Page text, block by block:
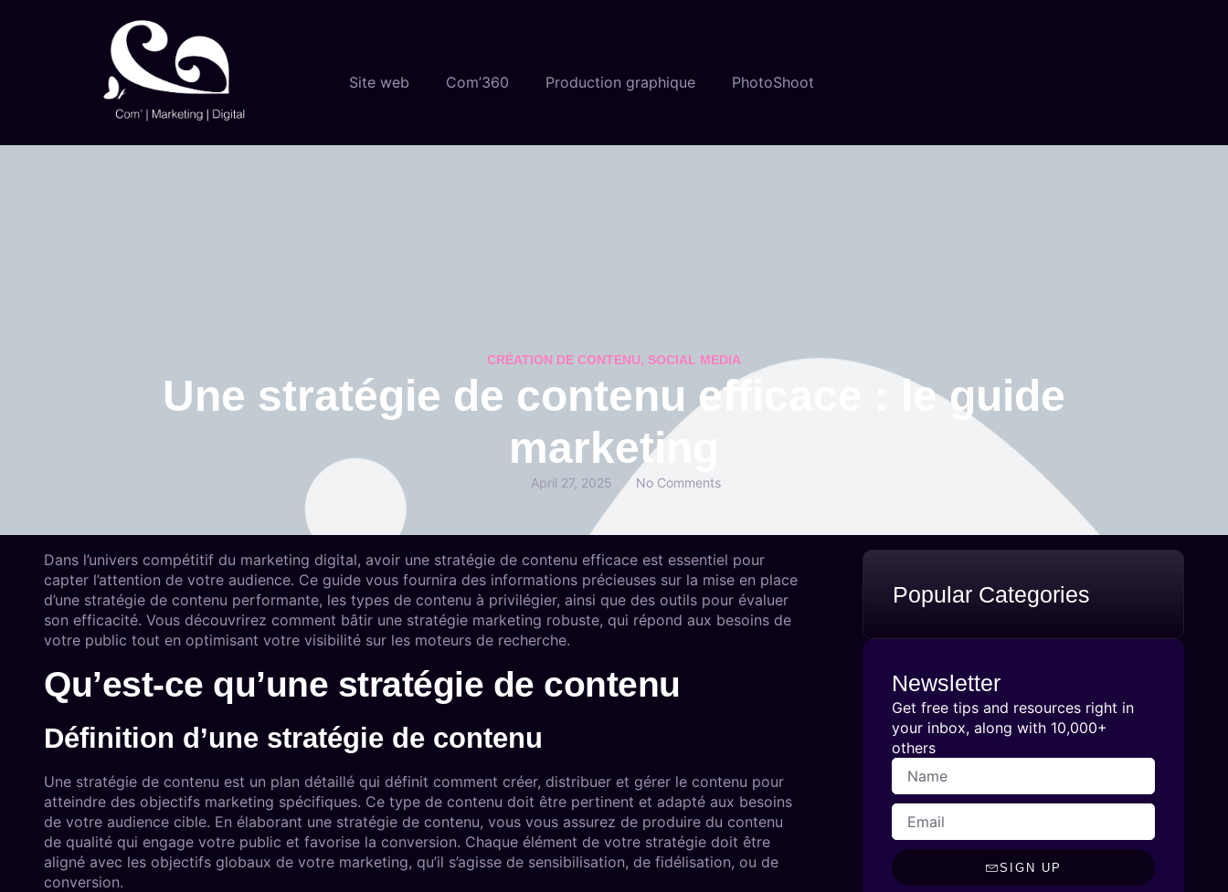
Site web Com’360 Production graphique PhotoShoot
CRÉATION DE CONTENU, SOCIAL MEDIA
Une stratégie de contenu efficace : le guide
marketing
April 27, 2025 No Comments
Dans l’univers compétitif du marketing digital, avoir une stratégie de contenu efficace est essentiel pour
capter l’attention de votre audience. Ce guide vous fournira des informations précieuses sur la mise en place
d’une stratégie de contenu performante, les types de contenu à privilégier, ainsi que des outils pour évaluer
son efficacité. Vous découvrirez comment bâtir une stratégie marketing robuste, qui répond aux besoins de
votre public tout en optimisant votre visibilité sur les moteurs de recherche.
Qu’est-ce qu’une stratégie de contenu
Définition d’une stratégie de contenu
Une stratégie de contenu est un plan détaillé qui définit comment créer, distribuer et gérer le contenu pour
atteindre des objectifs marketing spécifiques. Ce type de contenu doit être pertinent et adapté aux besoins
de votre audience cible. En élaborant une stratégie de contenu, vous vous assurez de produire du contenu
de qualité qui engage votre public et favorise la conversion. Chaque élément de votre stratégie doit être
aligné avec les objectifs globaux de votre marketing, qu’il s’agisse de sensibilisation, de fidélisation, ou de
conversion.
Popular Categories
Newsletter
Get free tips and resources right in
your inbox, along with 10,000+
others
SIGN UP